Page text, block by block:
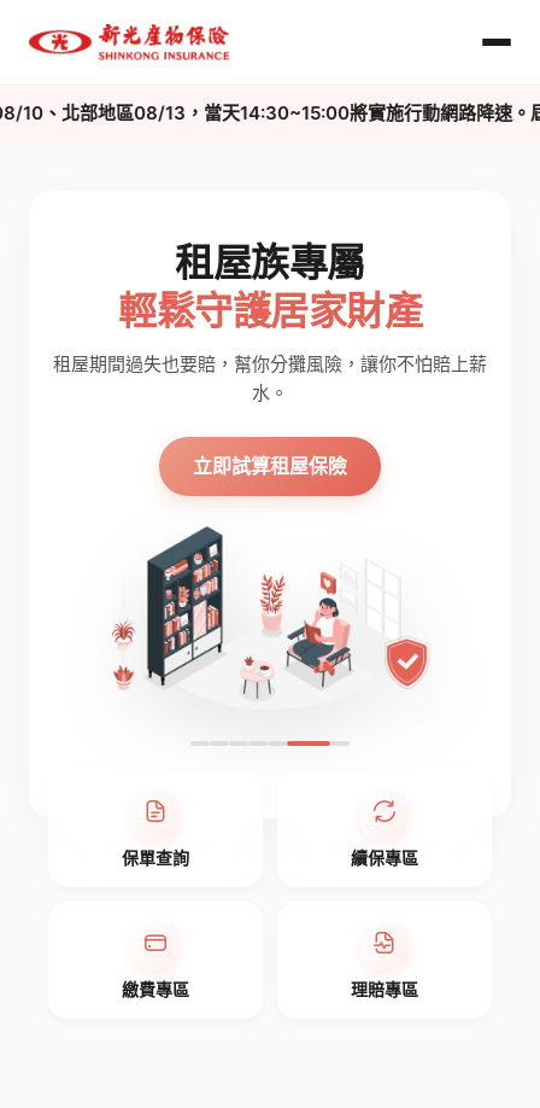
北部地區08/13，當天14:30~15:00將實施行動網路降速。屆
租屋族專屬
輕鬆守護居家財產
租屋期間過失也要賠，幫你分攤風險，讓你不怕賠上薪
水。
立即試算租屋保險
保單查詢 續保專區
繳費專區 理賠專區